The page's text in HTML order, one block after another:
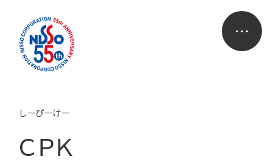
ＣＰＫ
しーぴーけー